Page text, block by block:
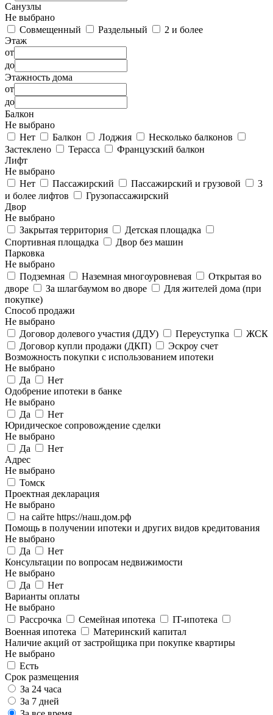
Санузлы
Не выбрано
Совмещенный
Раздельный
2 и более
Этаж
от
до
Этажность дома
от
до
Балкон
Не выбрано
Нет
Балкон Лоджия
Несколько балконов
Застеклено
Терасса
Французский балкон
Лифт
Не выбрано
Нет
Пассажирский Пассажирский и грузовой
3
и более лифтов
Грузопассажирский
Двор
Не выбрано
Закрытая территория
Детская площадка
Спортивная площадка
Двор без машин
Парковка
Не выбрано
Подземная
Наземная многоуровневая
Открытая во
дворе
За шлагбаумом во дворе
Для жителей дома (при
покупке)
Способ продажи
Не выбрано
Договор долевого участия (ДДУ)
Переуступка
ЖСК
Договор купли продажи (ДКП)
Эскроу счет
Возможность покупки с использованием ипотеки
Не выбрано
Да
Нет
Одобрение ипотеки в банке
Не выбрано
Да
Нет
Юридическое сопровождение сделки
Не выбрано
Да
Нет
Адрес
Не выбрано
Томск
Проектная декларация
Не выбрано
на сайте https://наш.дом.рф
Помощь в получении ипотеки и других видов кредитования
Не выбрано
Да
Нет
Консультации по вопросам недвижимости
Не выбрано
Да
Нет
Варианты оплаты
Не выбрано
Рассрочка
Семейная ипотека
IT-ипотека
Военная ипотека
Материнский капитал
Наличие акций от застройщика при покупке квартиры
Не выбрано
Есть
Срок размещения
За 24 часа
За 7 дней